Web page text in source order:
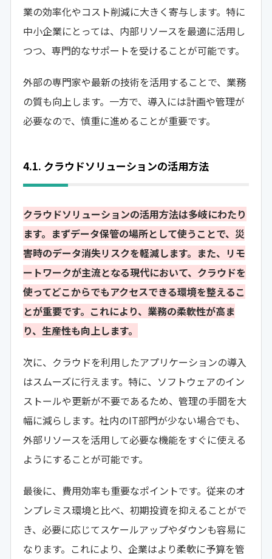
業の効率化やコスト削減に大きく寄与します。特に
中小企業にとっては、内部リソースを最適に活用し
つつ、専門的なサポートを受けることが可能です。
外部の専門家や最新の技術を活用することで、業務
の質も向上します。一方で、導入には計画や管理が
必要なので、慎重に進めることが重要です。
4.1. クラウドソリューションの活用方法
クラウドソリューションの活用方法は多岐にわたり
ます。まずデータ保管の場所として使うことで、災
害時のデータ消失リスクを軽減します。また、リモ
ートワークが主流となる現代において、クラウドを
使ってどこからでもアクセスできる環境を整えるこ
とが重要です。これにより、業務の柔軟性が高ま
り、生産性も向上します。
次に、クラウドを利用したアプリケーションの導入
はスムーズに行えます。特に、ソフトウェアのイン
ストールや更新が不要であるため、管理の手間を大
幅に減らします。社内のIT部門が少ない場合でも、
外部リソースを活用して必要な機能をすぐに使える
ようにすることが可能です。
最後に、費用効率も重要なポイントです。従来のオ
ンプレミス環境と比べ、初期投資を抑えることがで
き、必要に応じてスケールアップやダウンも容易に
なります。これにより、企業はより柔軟に予算を管